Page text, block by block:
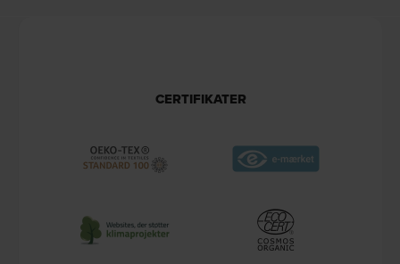
CERTIFIKATER